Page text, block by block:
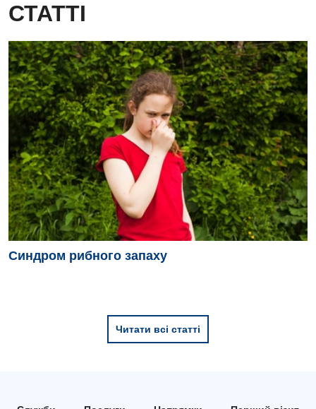
СТАТТІ
Синдром рибного запаху
Читати всі статті